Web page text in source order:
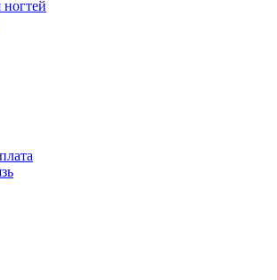
ногтей